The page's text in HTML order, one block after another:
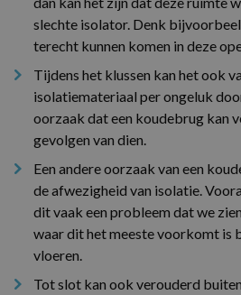
slechte isolator. Denk
terecht kunnen komen in deze
Tijdens het klussen kan het ook
isolatiemateriaal per ongeluk
oorzaak dat een koudebrug kan
gevolgen van dien.
Een andere oorzaak van een
de afwezigheid van isolatie.
dit vaak een probleem dat we
waar dit het meeste voorkomt is
vloeren.
Tot slot kan ook verouderd